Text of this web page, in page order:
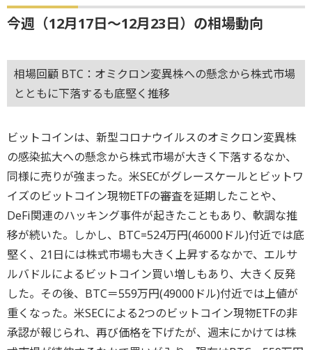
今週（12月17日～12月23日）の相場動向
相場回顧 BTC：オミクロン変異株への懸念から株式市場
とともに下落するも底堅く推移
ビットコインは、新型コロナウイルスのオミクロン変異株
の感染拡大への懸念から株式市場が大きく下落するなか、
同様に売りが強まった。米SECがグレースケールとビットワ
イズのビットコイン現物ETFの審査を延期したことや、
DeFi関連のハッキング事件が起きたこともあり、軟調な推
移が続いた。しかし、BTC=524万円(46000ドル)付近では底
堅く、21日には株式市場も大きく上昇するなかで、エルサ
ルバドルによるビットコイン買い増しもあり、大きく反発
した。その後、BTC＝559万円(49000ドル)付近では上値が
重くなった。米SECによる2つのビットコイン現物ETFの非
承認が報じられ、再び価格を下げたが、週末にかけては株